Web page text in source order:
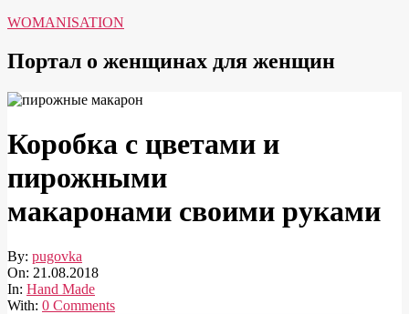
WOMANISATION
Портал о женщинах для женщин
Коробка с цветами и
пирожными
макаронами своими руками
By: pugovka
On: 21.08.2018
In: Hand Made
With: 0 Comments